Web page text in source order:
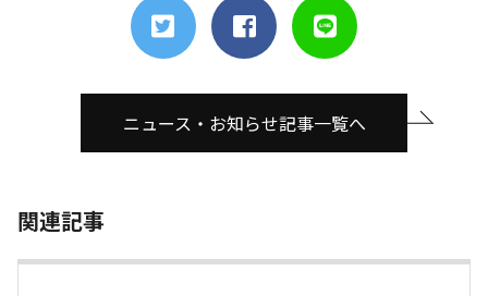
ニュース・お知らせ記事一覧へ
関連記事